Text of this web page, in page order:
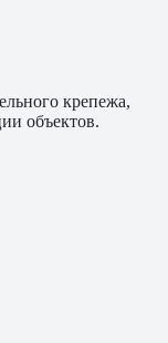
крепежа,
объектов.